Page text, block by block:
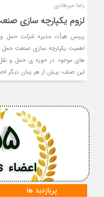
رضا میرهادی
لزوم یکپارچه سازی
رییس هیأت مدیره شرکت حمل و
اهمیت یکپارچه سازی صنعت
های موجود در حوزه ی حمل و
این صنف، بیش از هر زمان دیگر
اعضاء Members
پربازدید ها